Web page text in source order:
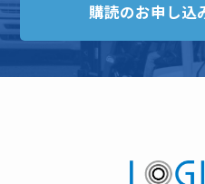
購読のお申し込